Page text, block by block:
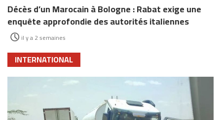
Décès d’un Marocain à Bologne : Rabat exige une
enquête approfondie des autorités italiennes
il y a 2 semaines
INTERNATIONAL